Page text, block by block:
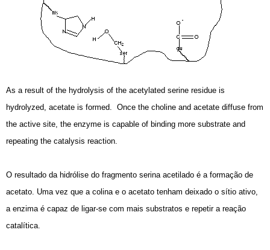
As a result of the hydrolysis of the acetylated serine residue is
hydrolyzed, acetate is formed. Once the choline and acetate diffuse from
the active site, the enzyme is capable of binding more substrate and
repeating the catalysis reaction.
O resultado da hidrólise do fragmento serina acetilado é a formação de
acetato. Uma vez que a colina e o acetato tenham deixado o sítio ativo,
a enzima é capaz de ligar-se com mais substratos e repetir a reação
catalítica.